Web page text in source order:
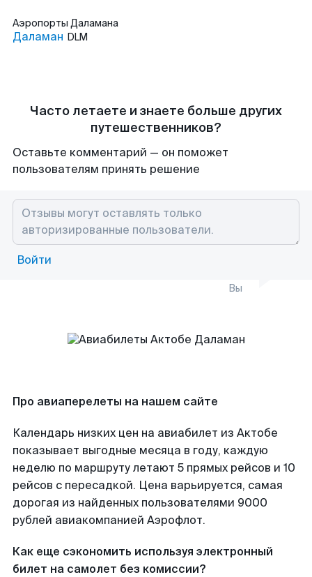
Аэропорты Даламана
Даламан DLM
Часто летаете и знаете больше других
путешественников?
Оставьте комментарий — он поможет
пользователям принять решение
Войти
Вы
Про авиаперелеты на нашем сайте
Календарь низких цен на авиабилет из Актобе
показывает выгодные месяца в году, каждую
неделю по маршруту летают 5 прямых рейсов и 10
рейсов с пересадкой. Цена варьируется, самая
дорогая из найденных пользователями 9000
рублей авиакомпанией Аэрофлот.
Как еще сэкономить используя электронный
билет на самолет без комиссии?